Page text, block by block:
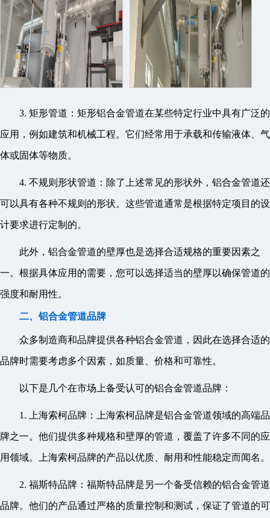
3. 矩形管道：矩形铝合金管道在某些特定行业中具有广泛的
应用，例如建筑和机械工程。它们经常用于承载和传输液体、气
体或固体等物质。
4. 不规则形状管道：除了上述常见的形状外，铝合金管道还
可以具有各种不规则的形状。这些管道通常是根据特定项目的设
计要求进行定制的。
此外，铝合金管道的壁厚也是选择合适规格的重要因素之
一。根据具体应用的需要，您可以选择适当的壁厚以确保管道的
强度和耐用性。
二、铝合金管道品牌
众多制造商和品牌提供各种铝合金管道，因此在选择合适的
品牌时需要考虑多个因素，如质量、价格和可靠性。
以下是几个在市场上备受认可的铝合金管道品牌：
1. 上海索柯品牌：上海索柯品牌是铝合金管道领域的高端品
牌之一。他们提供多种规格和壁厚的管道，覆盖了许多不同的应
用领域。上海索柯品牌的产品以优质、耐用和性能稳定而闻名。
2. 福斯特品牌：福斯特品牌是另一个备受信赖的铝合金管道
品牌。他们的产品通过严格的质量控制和测试，保证了管道的可